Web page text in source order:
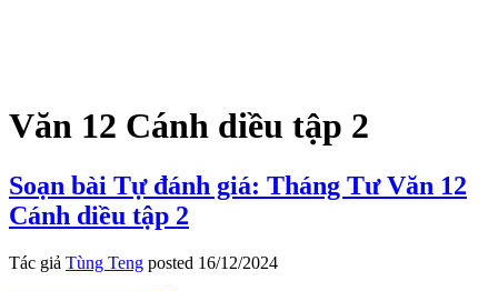
Văn 12 Cánh diều tập 2
Soạn bài Tự đánh giá: Tháng Tư Văn 12
Cánh diều tập 2
Tác giả Tùng Teng posted 16/12/2024